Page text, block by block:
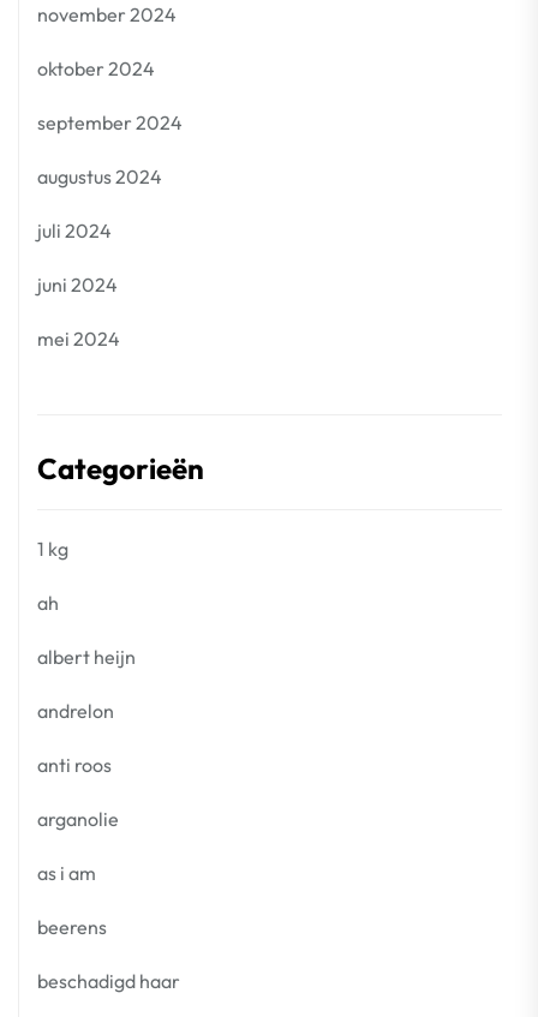
november 2024
oktober 2024
september 2024
augustus 2024
juli 2024
juni 2024
mei 2024
Categorieën
1 kg
ah
albert heijn
andrelon
anti roos
arganolie
as i am
beerens
beschadigd haar